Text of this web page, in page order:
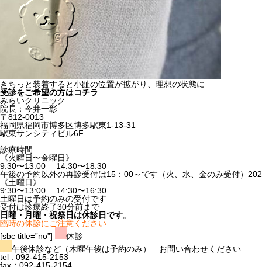
きちっと装着すると小趾の位置が拡がり、理想の状態に
受診をご希望の方はコチラ
みらいクリニック
院長：今井一彰
〒812-0013
福岡県福岡市博多区博多駅東1-13-31
駅東サンシティビル6F
診療時間
《火曜日〜金曜日》
9:30〜13:00 14:30〜18:30
午後の予約以外の再診受付は15：00～です（火、水、金のみ受付）
《土曜日》
9:30〜13:00 14:30〜16:30
土曜日は予約のみの受付です
受付は診療終了30分前まで
日曜・月曜・祝祭日は休診日です。
臨時の休診にご注意ください
[sbc title=”no”]
休診
午後休診など（木曜午後は予約のみ） お問い合わせください
tel : 092-415-2153